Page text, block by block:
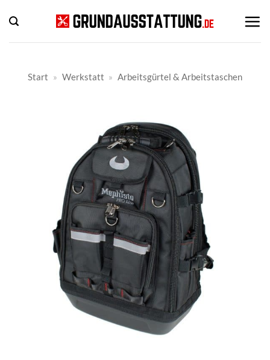
Inhalt
springen
Start » Werkstatt » Arbeitsgürtel & Arbeitstaschen